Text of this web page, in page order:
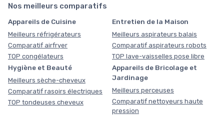
Nos meilleurs comparatifs
Appareils de Cuisine
Meilleurs réfrigérateurs
Comparatif airfryer
TOP congélateurs
Entretien de la Maison
Meilleurs aspirateurs balais
Comparatif aspirateurs robots
TOP lave-vaisselles pose libre
Hygiène et Beauté
Meilleurs sèche-cheveux
Comparatif rasoirs électriques
TOP tondeuses cheveux
Appareils de Bricolage et
Jardinage
Meilleurs perceuses
Comparatif nettoyeurs haute
pression